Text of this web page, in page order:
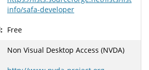
info/safa-developer
Free
Non Visual Desktop Access (NVDA)